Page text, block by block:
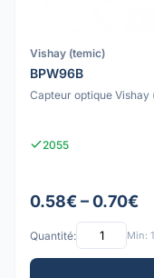
Vishay (temic)
BPW96B
Capteur optique Vishay
2055
0.58€ – 0.70€
Quantité: Min: 1